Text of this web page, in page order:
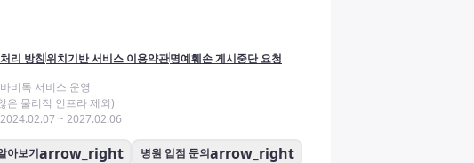
리 방침위치기반 서비스 이용약관명예훼손 게시중단 요청
비톡 서비스 운영
은 물리적 인프라 제외)
~ 2027.02.06
아보기arrow_right 병원 입점 문의arrow_right